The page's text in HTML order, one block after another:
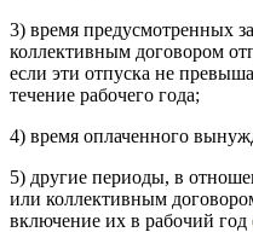
3) время предусмотренных
коллективным договором
если эти отпуска не
течение рабочего года;
4) время оплаченного
5) другие периоды, в
или коллективным
включение их в рабочий год